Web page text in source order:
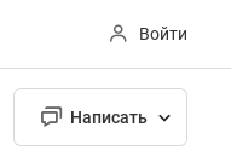
Войти
Написать